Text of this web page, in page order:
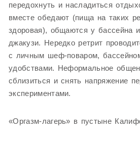
передохнуть и насладиться
вместе обедают (пища на таких
здоровая), общаются у бассейна
джакузи. Нередко ретрит
с личным шеф-поваром,
удобствами. Неформальное
сблизиться и снять напряжение
экспериментами.
«Оргазм-лагерь» в пустыне